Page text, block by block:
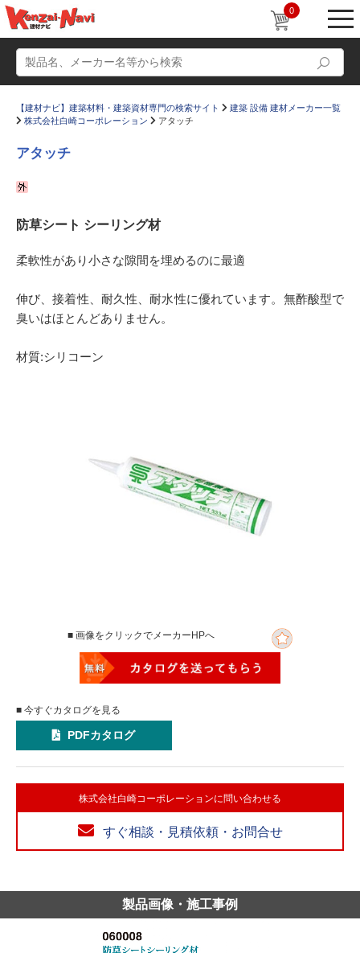
0
かたなび
すまいリング 設計士インタビュー
お気に入り
【建材ナビ】建築材料・建築資材専門の検索サイト
建築 設備 建材メーカー一覧
株式会社白崎コーポレーション
アタッチ
アタッチ
防草シート シーリング材
柔軟性があり小さな隙間を埋めるのに最適
伸び、接着性、耐久性、耐水性に優れています。無酢酸型で
臭いはほとんどありません。
材質:シリコーン
■ 画像をクリックでメーカーHPへ
■ 今すぐカタログを見る
PDFカタログ
株式会社白崎コーポレーションに問い合わせる
すぐ相談・見積依頼・お問合せ
製品画像・施工事例